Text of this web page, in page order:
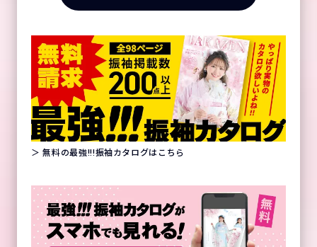
＞ 無料の最強!!!振袖カタログはこちら